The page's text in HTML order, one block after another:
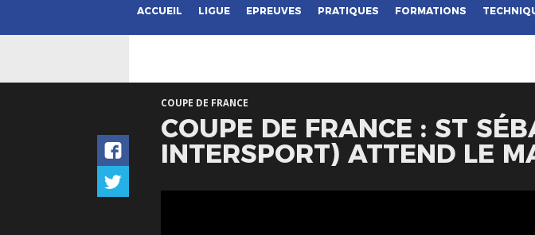
ACCUEIL LIGUE EPREUVES PRATIQUES FORMATIONS
COUPE DE FRANCE
COUPE DE FRANCE : ST
INTERSPORT) ATTEND LE